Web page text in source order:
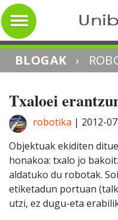
BLOGAK ›
Txaloei
robotika | 2012-
Objektuak ekiditen
honakoa: txalo jo
aldatuko du robotak.
etiketadun portuan
utzi, ez dugu-eta